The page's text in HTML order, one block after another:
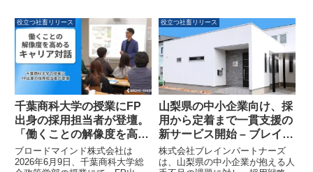
役立つ社畜リリース
千葉商科大学の授業にFP
出身の採用担当者が登壇。
「働くことの解像度を高め
る」キャリア対話を実施
ブロードマインド株式会社は
2026年6月9日、千葉商科大学総
役立つ社畜リリース
山梨県の中小企業向け、採
用から定着まで一貫支援の
新サービス開始 – ブレイン
パートナーズ
株式会社ブレインパートナーズ
は、山梨県の中小企業が抱える人